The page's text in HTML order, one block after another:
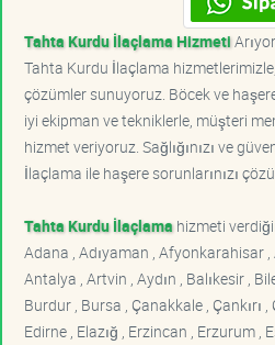
Tahta Kurdu İlaçlama Hizmeti
Tahta Kurdu İlaçlama
çözümler sunuyoruz. Böcek ve
iyi ekipman ve tekniklerle, müşteri
hizmet veriyoruz. Sağlığınızı ve
İlaçlama ile haşere sorunlarınızı
Tahta Kurdu İlaçlama hizmeti
Adana , Adıyaman , Afyonkarahisar ,
Antalya , Artvin , Aydın , Balıkesir ,
Burdur , Bursa , Çanakkale , Çankırı ,
Edirne , Elazığ , Erzincan , Erzurum ,